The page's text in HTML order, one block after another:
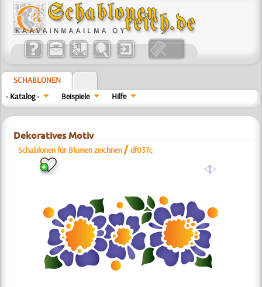
SCHABLONEN
- Katalog -
Beispiele Hilfe
Dekoratives Motiv
Schablonen für Blumen zeichnen /df037c
a